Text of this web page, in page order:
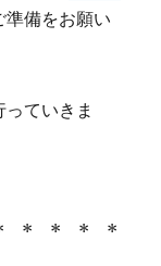
準備をお願い
ていきま
* * * *